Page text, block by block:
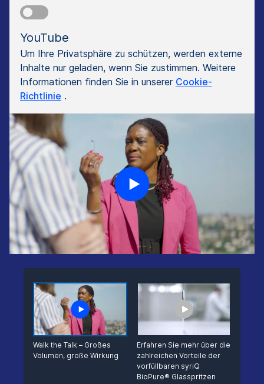
YouTube
Um Ihre Privatsphäre zu schützen, werden externe
Inhalte nur geladen, wenn Sie zustimmen. Weitere
Informationen finden Sie in unserer Cookie-
Richtlinie .
Walk the Talk – Großes
Volumen, große Wirkung
Erfahren Sie mehr über die
zahlreichen Vorteile der
vorfüllbaren syriQ
BioPure® Glasspritzen